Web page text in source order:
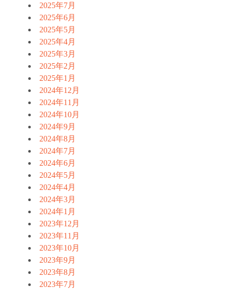
2025年7月
2025年6月
2025年5月
2025年4月
2025年3月
2025年2月
2025年1月
2024年12月
2024年11月
2024年10月
2024年9月
2024年8月
2024年7月
2024年6月
2024年5月
2024年4月
2024年3月
2024年1月
2023年12月
2023年11月
2023年10月
2023年9月
2023年8月
2023年7月